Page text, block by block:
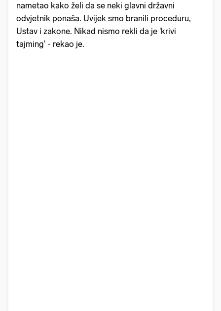
nametao kako želi da se neki glavni državni
odvjetnik ponaša. Uvijek smo branili proceduru,
Ustav i zakone. Nikad nismo rekli da je 'krivi
tajming' - rekao je.